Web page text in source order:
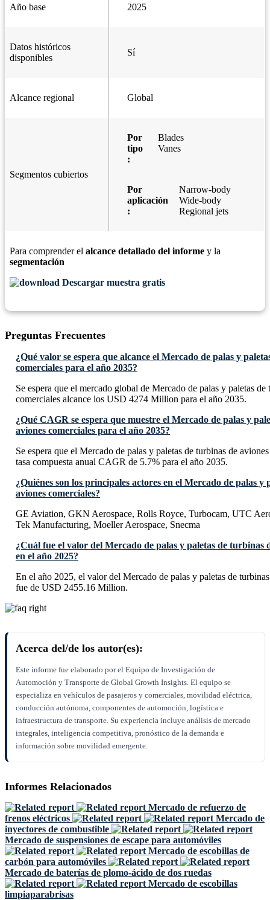
Año base 2025
Datos históricos
disponibles
Sí
Alcance regional Global
Segmentos cubiertos
Por
tipo
:
Blades
Vanes
Por
aplicación
:
Narrow-body
Wide-body
Regional jets
Para comprender el alcance detallado del informe y la
segmentación
Descargar muestra gratis
Preguntas Frecuentes
¿Qué valor se espera que alcance el Mercado de palas y
comerciales para el año 2035?
Se espera que el mercado global de Mercado de palas y paletas de
comerciales alcance los USD 4274 Million para el año 2035.
¿Qué CAGR se espera que muestre el Mercado de palas y
aviones comerciales para el año 2035?
Se espera que el Mercado de palas y paletas de turbinas de
tasa compuesta anual CAGR de 5.7% para el año 2035.
¿Quiénes son los principales actores en el Mercado de palas y
aviones comerciales?
GE Aviation, GKN Aerospace, Rolls Royce, Turbocam, UTC
Tek Manufacturing, Moeller Aerospace, Snecma
¿Cuál fue el valor del Mercado de palas y paletas de turbinas
en el año 2025?
En el año 2025, el valor del Mercado de palas y paletas de
fue de USD 2455.16 Million.
Acerca del/de los autor(es):
Este informe fue elaborado por el Equipo de Investigación de
Automoción y Transporte de Global Growth Insights. El equipo se
especializa en vehículos de pasajeros y comerciales, movilidad eléctrica,
conducción autónoma, componentes de automoción, logística e
infraestructura de transporte. Su experiencia incluye análisis de mercado
integrales, inteligencia competitiva, pronóstico de la demanda e
información sobre movilidad emergente.
Informes Relacionados
Mercado de refuerzo de
frenos eléctricos
Mercado de
inyectores de combustible
Mercado de suspensiones de escape para automóviles
Mercado de escobillas de
carbón para automóviles
Mercado de baterías de plomo-ácido de dos ruedas
Mercado de escobillas
limpiaparabrisas